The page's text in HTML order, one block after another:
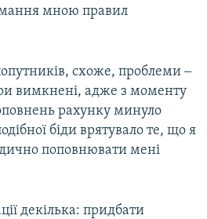
мною правил
схоже, проблеми ‒
вимкнені, адже з моменту
рахунку минуло
біди врятувало те, що я
поповнювати мені
декілька: придбати